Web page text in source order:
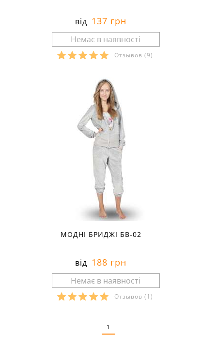
від 137 грн
Отзывов (9)
МОДНІ БРИДЖІ БВ-02
від 188 грн
Отзывов (1)
1